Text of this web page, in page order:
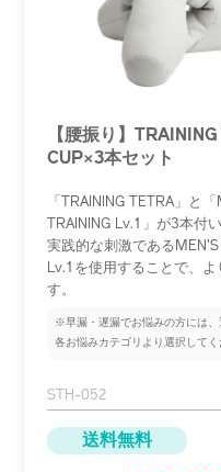
【腰振り】
CUP×3本セット
「TRAINING TETRA」と
TRAINING Lv.1」が3本付
実践的な刺激であるMEN'S
Lv.1を使用することで、
す。
※早漏・遅漏で​お悩みの​方には、​
各お悩みカテゴリより​選択してく
STH-052
送料無料